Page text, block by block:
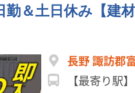
＆土日休み【建
長野 諏訪郡